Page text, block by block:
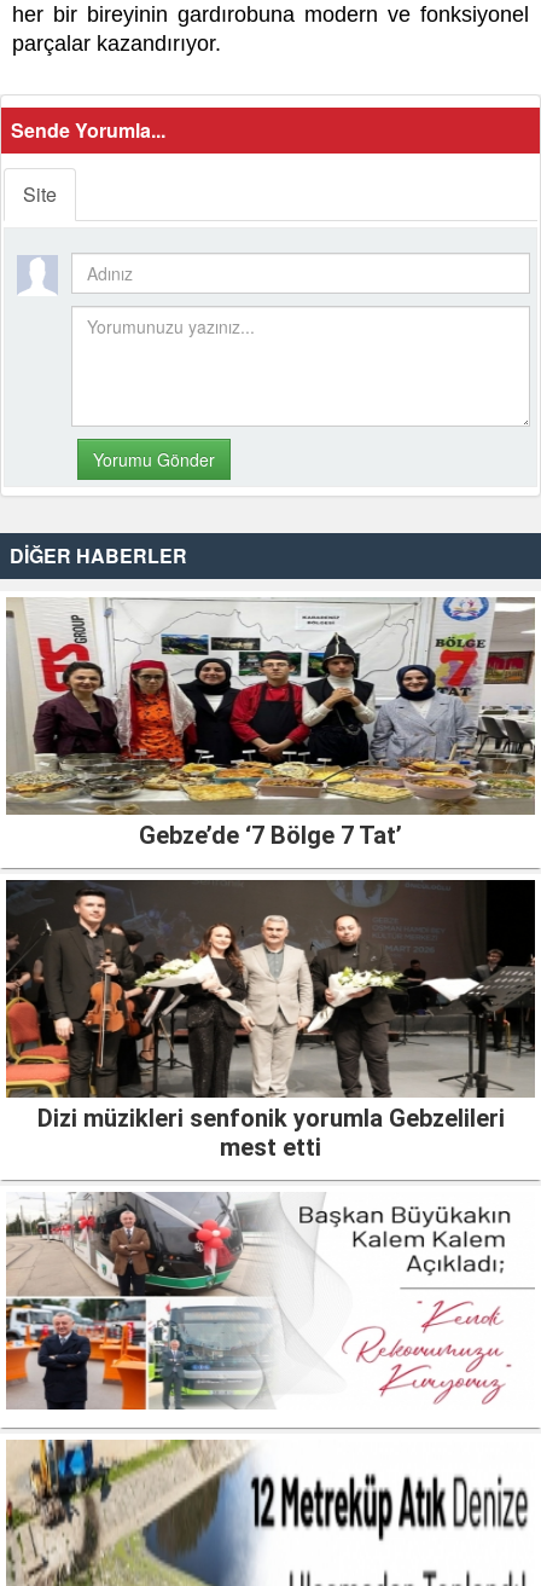
her bir bireyinin gardırobuna modern ve fonksiyonel
parçalar kazandırıyor.
Sende Yorumla...
Site
DİĞER HABERLER
Gebze’de ‘7 Bölge 7 Tat’
Dizi müzikleri senfonik yorumla Gebzelileri
mest etti